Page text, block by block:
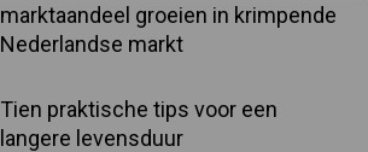
marktaandeel groeien in krimpende
Nederlandse markt
Tien praktische tips voor een
langere levensduur